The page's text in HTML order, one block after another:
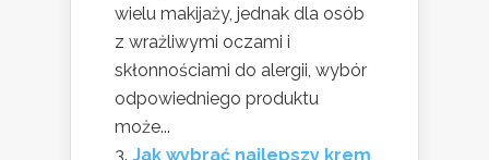
wielu makijaży, jednak dla osób
z wrażliwymi oczami i
skłonnościami do alergii, wybór
odpowiedniego produktu
może...
Jak wybrać najlepszy krem